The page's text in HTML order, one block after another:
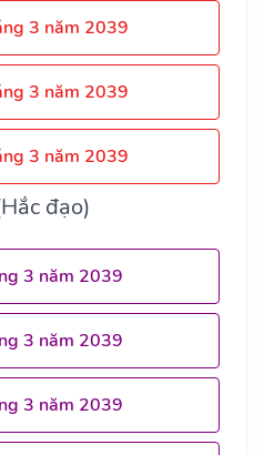
3 năm 2039
3 năm 2039
3 năm 2039
đạo)
3 năm 2039
3 năm 2039
3 năm 2039